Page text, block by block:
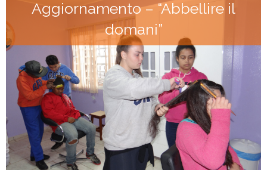
Aggiornamento – “Abbellire il
domani”